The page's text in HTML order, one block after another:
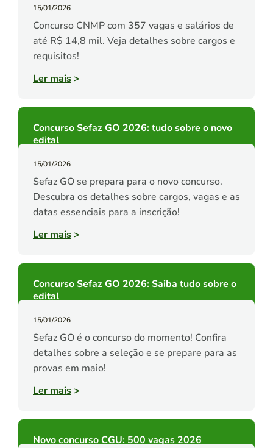
15/01/2026
Concurso CNMP com 357 vagas e salários de
até R$ 14,8 mil. Veja detalhes sobre cargos e
requisitos!
Ler mais>
Concurso Sefaz GO 2026: tudo sobre o novo
edital
15/01/2026
Sefaz GO se prepara para o novo concurso.
Descubra os detalhes sobre cargos, vagas e as
datas essenciais para a inscrição!
Ler mais>
Concurso Sefaz GO 2026: Saiba tudo sobre o
edital
15/01/2026
Sefaz GO é o concurso do momento! Confira
detalhes sobre a seleção e se prepare para as
provas em maio!
Ler mais>
Novo concurso CGU: 500 vagas 2026